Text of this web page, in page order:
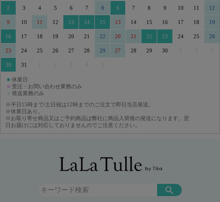
2 3 4 5 6 7 8
9 10 11 12 13 14 15
16 17 18 19 20 21 22
23 24 25 26 27 28 29
30 31
6 7 8 9 10 11 12
13 14 15 16 17 18 19
20 21 22 23 24 25 26
27 28 29 30
■ 休業日
■ 受注・お問い合わせ業務のみ
発送業務のみ
※平日15時まで/土日祝は12時までのご注文で即日当店発送。
※休業日あり。
※お取り寄せ商品又はご予約商品は弊社に商品入荷後の発送になります。翌
日お届けには対応しておりませんのでご注意ください。